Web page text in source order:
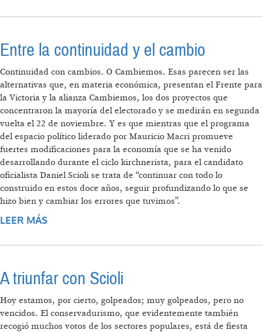
Entre la continuidad y el cambio
Continuidad con cambios. O Cambiemos. Esas parecen ser las
alternativas que, en materia económica, presentan el Frente para
la Victoria y la alianza Cambiemos, los dos proyectos que
concentraron la mayoría del electorado y se medirán en segunda
vuelta el 22 de noviembre. Y es que mientras que el programa
del espacio político liderado por Mauricio Macri promueve
fuertes modificaciones para la economía que se ha venido
desarrollando durante el ciclo kirchnerista, para el candidato
oficialista Daniel Scioli se trata de “continuar con todo lo
construido en estos doce años, seguir profundizando lo que se
hizo bien y cambiar los errores que tuvimos”.
LEER MÁS
A triunfar con Scioli
Hoy estamos, por cierto, golpeados; muy golpeados, pero no
vencidos. El conservadurismo, que evidentemente también
recogió muchos votos de los sectores populares, está de fiesta